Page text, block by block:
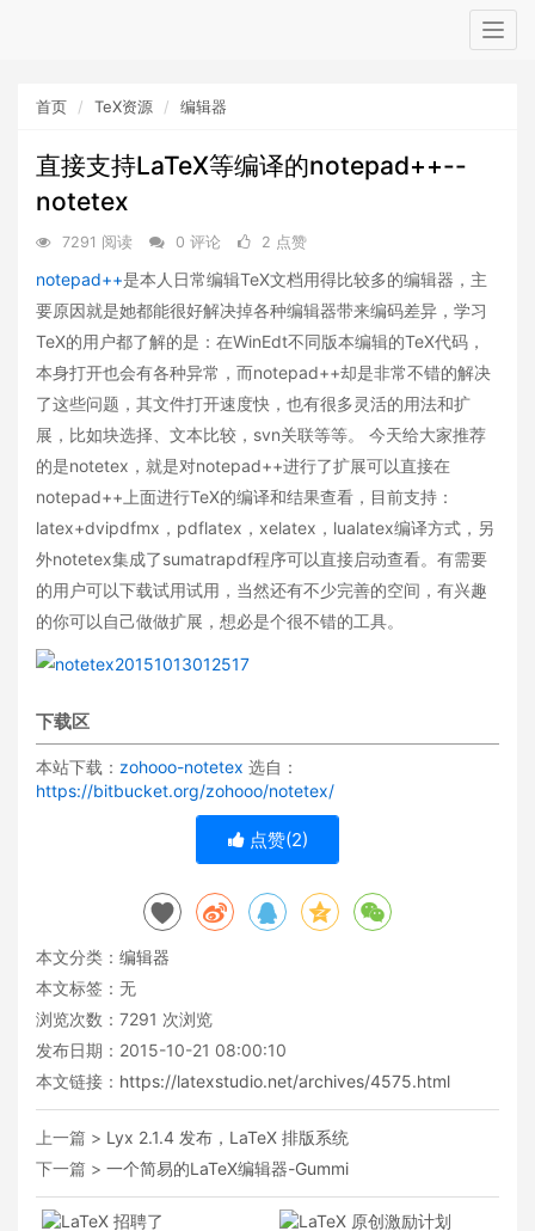
首页 TeX资源 编辑器
直接支持LaTeX等编译的notepad++--
notetex
7291 阅读 0 评论 2 点赞
notepad++是本人日常编辑TeX文档用得比较多的编辑器，主
要原因就是她都能很好解决掉各种编辑器带来编码差异，学习
TeX的用户都了解的是：在WinEdt不同版本编辑的TeX代码，
本身打开也会有各种异常，而notepad++却是非常不错的解决
了这些问题，其文件打开速度快，也有很多灵活的用法和扩
展，比如块选择、文本比较，svn关联等等。 今天给大家推荐
的是notetex，就是对notepad++进行了扩展可以直接在
notepad++上面进行TeX的编译和结果查看，目前支持：
latex+dvipdfmx，pdflatex，xelatex，lualatex编译方式，另
外notetex集成了sumatrapdf程序可以直接启动查看。有需要
的用户可以下载试用试用，当然还有不少完善的空间，有兴趣
的你可以自己做做扩展，想必是个很不错的工具。
下载区
本站下载： zohooo-notetex 选自：
https://bitbucket.org/zohooo/notetex/
点赞(2)
本文分类： 编辑器
本文标签：无
浏览次数： 7291 次浏览
发布日期：2015-10-21 08:00:10
本文链接： https://latexstudio.net/archives/4575.html
上一篇 > Lyx 2.1.4 发布，LaTeX 排版系统
下一篇 > 一个简易的LaTeX编辑器-Gummi